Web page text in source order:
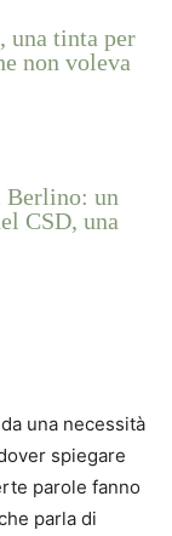
una tinta per
non voleva
Berlino: un
CSD, una
una necessità
spiegare
parole fanno
parla di